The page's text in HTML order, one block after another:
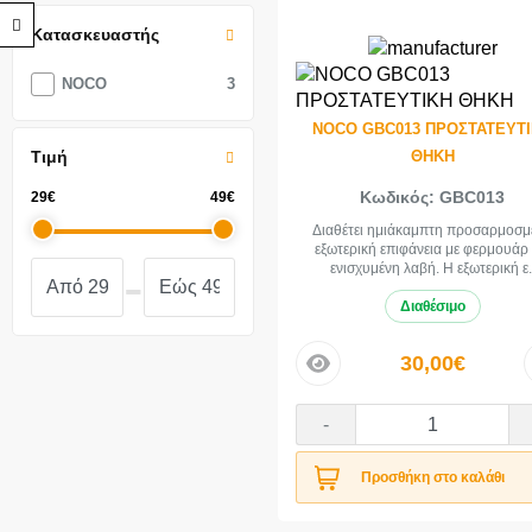
Προσβασιμότητα
Κατασκευαστής
NOCO 3
Τιμή
29€ 49€
-
NOCO GBC013
ΘΗΚΗ
Κωδικός: GBC013
Διαθέτει ημιάκαμπτη
εξωτερική επιφάνεια με φερμουάρ
ενισχυμένη λαβή. Η εξωτερική
Διαθέσιμο
price 30,00€
-
Προσθήκη στο καλάθι